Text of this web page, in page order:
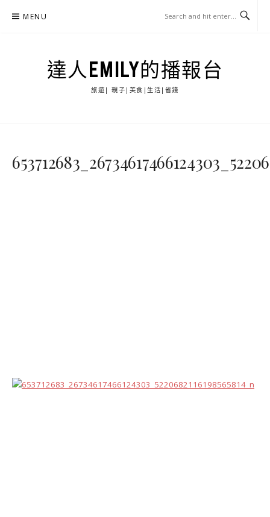
MENU
達人EMILY的播報台
旅遊| 親子|美食|生活|省錢